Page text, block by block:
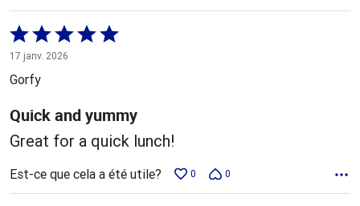
Coté
5 sur
5
17 janv. 2026
Gorfy
Quick and yummy
Great for a quick lunch!
Est-ce que cela a été utile? 0 0